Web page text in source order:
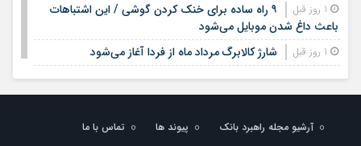
۹ راه ساده برای خنک کردن گوشی / این اشتباهات
باعث داغ شدن موبایل می‌شود
شارژ کالابرگ مرداد ماه از فردا آغاز می‌شود
1 روز قبل
لیست قیمت اجاره مسکن در شهرک غرب |
اجاره‌نشینی در این منطقه چقدر هزینه دارد؟ + جدول مردادماه
لیست قیمت خرید مسکن در تهرانسر/ قیمت خرید
آرشیو مجله راهبرد بانک پیوند ها
تماس با ما